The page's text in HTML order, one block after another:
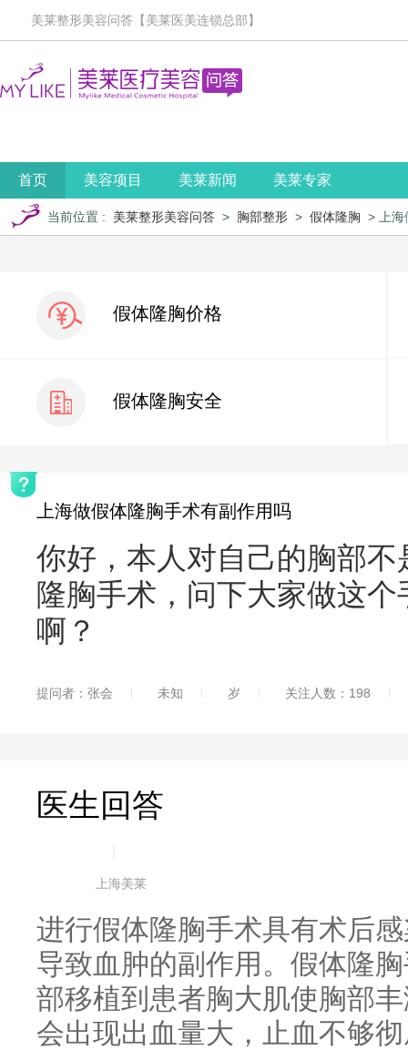
美莱整形美容问答【美莱医美连锁总部】
首页 美容项目 美莱新闻 美莱专家
当前位置 : 美莱整形美容问答 > 胸部整形 > 假体隆胸 > 上海
假体隆胸价格
假体隆胸安全
上海做假体隆胸手术有副作用吗
你好，本人对自己的胸部
隆胸手术，问下大家做这
啊？
提问者：张会 未知 岁 关注人数：198
医生回答
上海美莱
进行假体隆胸手术具有术后
导致血肿的副作用。假体隆
部移植到患者胸大肌使胸部
会出现出血量大，止血不够